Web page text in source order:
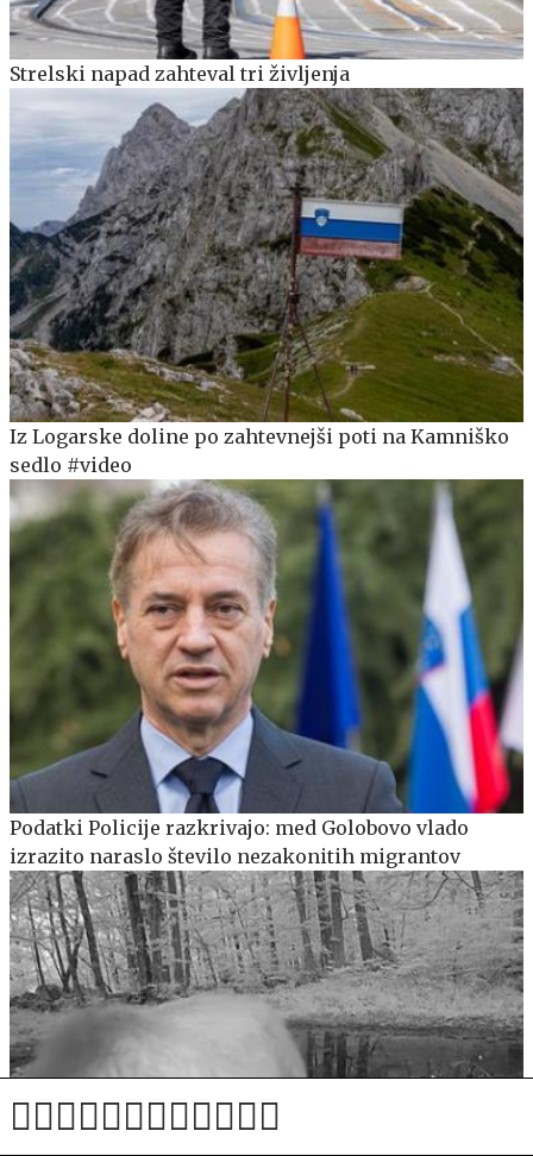
Strelski napad zahteval tri življenja
Iz Logarske doline po zahtevnejši poti na Kamniško
sedlo #video
Podatki Policije razkrivajo: med Golobovo vlado
izrazito naraslo število nezakonitih migrantov